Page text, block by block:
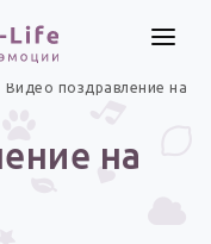
на
Видео поздравление на